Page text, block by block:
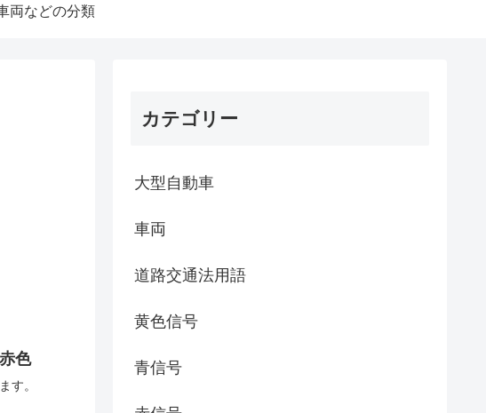
両などの分類
色
す。
カテゴリー
大型自動車
車両
道路交通法用語
黄色信号
青信号